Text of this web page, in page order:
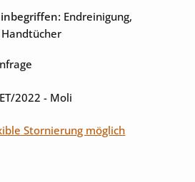
Endreinigung,
ET/2022 - Moli
Stornierung möglich